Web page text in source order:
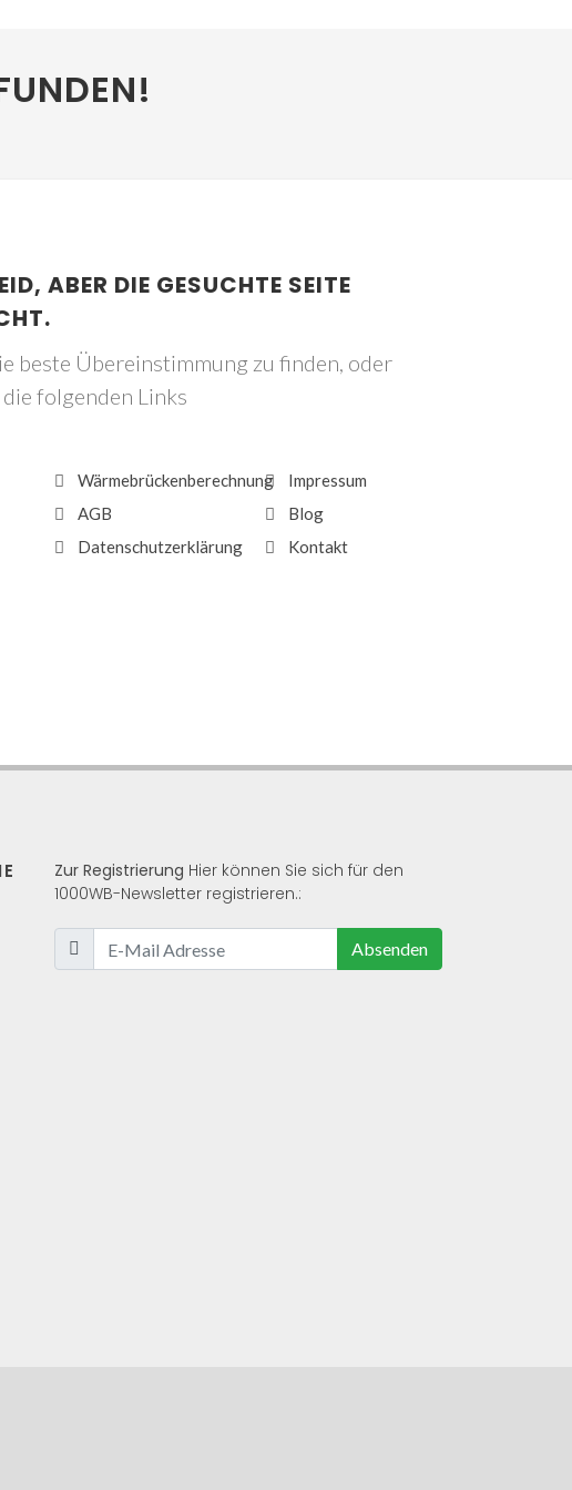
ABER DIE GESUCHTE SEITE
beste Übereinstimmung zu finden, oder
folgenden Links
Wärmebrückenberechnung
AGB
Datenschutzerklärung
Impressum
Blog
Kontakt
Zur Registrierung Hier können Sie sich für den
1000WB-Newsletter registrieren.:
Absenden